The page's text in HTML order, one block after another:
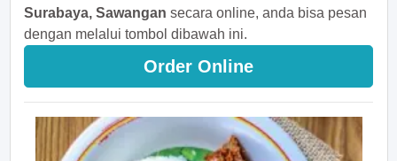
Surabaya, Sawangan secara online, anda bisa pesan
dengan melalui tombol dibawah ini.
Order Online